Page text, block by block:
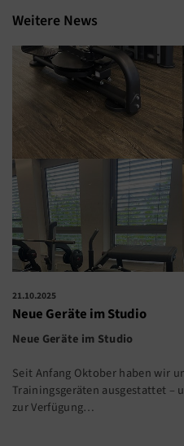
Weitere News
21.10.2025
Neue Geräte im Studio
Neue Geräte im Studio
Seit Anfang Oktober haben wir
Trainingsgeräten ausgestattet –
zur Verfügung…